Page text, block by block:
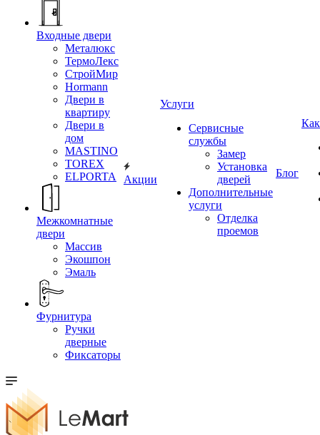
Входные двери
Металюкс
ТермоЛекс
СтройМир
Hormann
Двери в
квартиру
Двери в
дом
MASTINO
TOREX
ELPORTA
Межкомнатные
двери
Массив
Экошпон
Эмаль
Фурнитура
Ручки
дверные
Фиксаторы
Акции
Услуги
Сервисные
службы
Замер
Установка
дверей
Дополнительные
услуги
Отделка
проемов
Блог